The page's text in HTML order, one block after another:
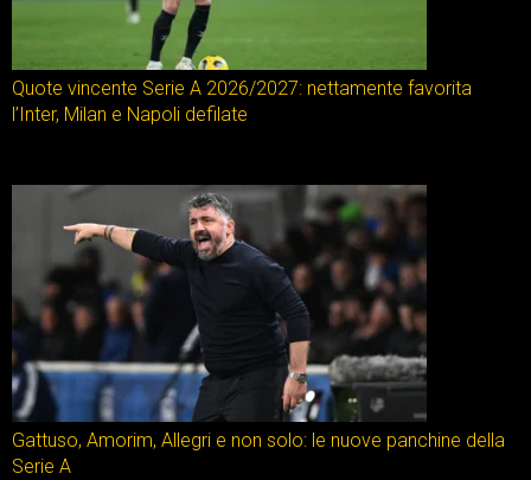
Quote vincente Serie A 2026/2027: nettamente favorita
l’Inter, Milan e Napoli defilate
Gattuso, Amorim, Allegri e non solo: le nuove panchine della
Serie A